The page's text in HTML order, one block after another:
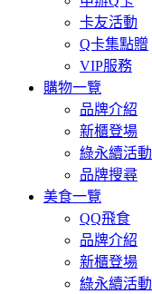
卡友活動
Q卡集點贈
VIP服務
購物一覽
品牌介紹
新櫃登場
綠永續活動
品牌搜尋
美食一覽
QQ飛食
品牌介紹
新櫃登場
綠永續活動